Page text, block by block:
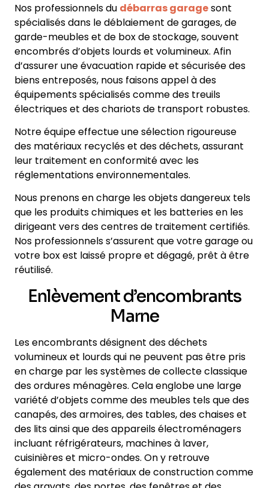
Nos professionnels du débarras garagesont
spécialisés dans le déblaiement de garages, de
garde-meubles et de box de stockage, souvent
encombrés d’objets lourds et volumineux. Afin
d’assurer une évacuation rapide et sécurisée des
biens entreposés, nous faisons appel à des
équipements spécialisés comme des treuils
électriques et des chariots de transport robustes.
Notre équipe effectue une sélection rigoureuse
des matériaux recyclés et des déchets, assurant
leur traitement en conformité avec les
réglementations environnementales.
Nous prenons en charge les objets dangereux tels
que les produits chimiques et les batteries en les
dirigeant vers des centres de traitement certifiés.
Nos professionnels s’assurent que votre garage ou
votre box est laissé propre et dégagé, prêt à être
réutilisé.
Enlèvement d’encombrants
Marne
Les encombrants désignent des déchets
volumineux et lourds qui ne peuvent pas être pris
en charge par les systèmes de collecte classique
des ordures ménagères. Cela englobe une large
variété d’objets comme des meubles tels que des
canapés, des armoires, des tables, des chaises et
des lits ainsi que des appareils électroménagers
incluant réfrigérateurs, machines à laver,
cuisinières et micro-ondes. On y retrouve
également des matériaux de construction comme